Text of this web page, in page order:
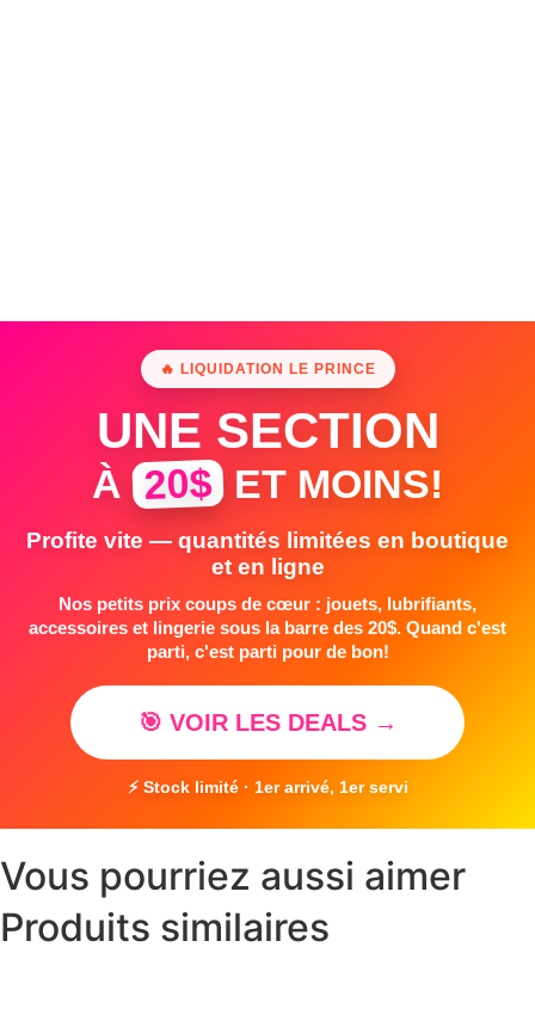
🔥 LIQUIDATION LE PRINCE
UNE SECTION
À 20$ ET MOINS!
Profite vite — quantités limitées en boutique
et en ligne
Nos petits prix coups de cœur : jouets, lubrifiants,
accessoires et lingerie sous la barre des 20$. Quand c'est
parti, c'est parti pour de bon!
🎯 VOIR LES DEALS →
⚡ Stock limité · 1er arrivé, 1er servi
Vous pourriez aussi aimer
Produits similaires